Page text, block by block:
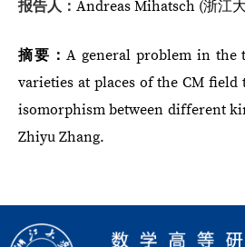
报告人： Andreas Mihatsch (浙江
摘要：A general problem in the
varieties at places of the CM
isomorphism between different
Zhiyu Zhang.